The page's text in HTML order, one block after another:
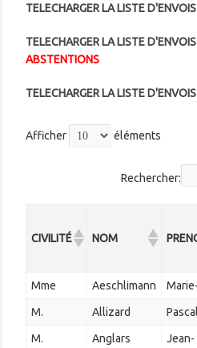
TELECHARGER LA LISTE
TELECHARGER LA LISTE
ABSTENTIONS
TELECHARGER LA LISTE
Afficher éléments
Rechercher:
CIVILITÉ NOM
Mme Aeschlimann
M. Allizard Pascal
M. Anglars
Jean-